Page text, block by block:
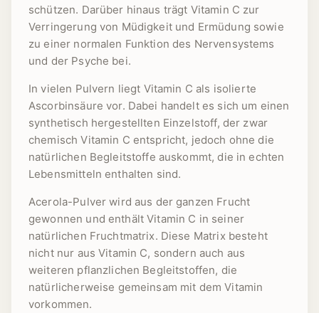
schützen. Darüber hinaus trägt Vitamin C zur
Verringerung von Müdigkeit und Ermüdung sowie
zu einer normalen Funktion des Nervensystems
und der Psyche bei.
In vielen Pulvern liegt Vitamin C als isolierte
Ascorbinsäure vor. Dabei handelt es sich um einen
synthetisch hergestellten Einzelstoff, der zwar
chemisch Vitamin C entspricht, jedoch ohne die
natürlichen Begleitstoffe auskommt, die in echten
Lebensmitteln enthalten sind.
Acerola-Pulver wird aus der ganzen Frucht
gewonnen und enthält Vitamin C in seiner
natürlichen Fruchtmatrix. Diese Matrix besteht
nicht nur aus Vitamin C, sondern auch aus
weiteren pflanzlichen Begleitstoffen, die
natürlicherweise gemeinsam mit dem Vitamin
vorkommen.